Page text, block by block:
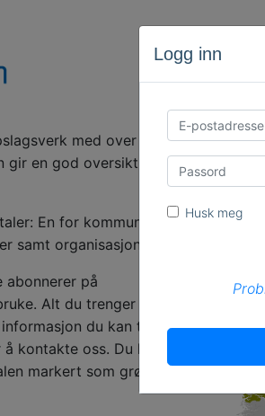
med over 2700
gir en god oversikt over
En for kommuneansatte
samt organisasjoner.
abonnerer på
Alt du trenger å gjøre
du kan ta med til
kontakte oss. Du kan se
markert som grønt i
Logg inn
Husk meg